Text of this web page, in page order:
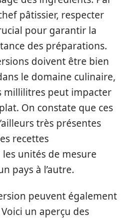
pâtissier, respecter
pour garantir la
des préparations.
doivent être bien
le domaine culinaire,
millilitres peut impacter
On constate que ces
très présentes
recettes
unités de mesure
pays à l’autre.
peuvent également
un aperçu des